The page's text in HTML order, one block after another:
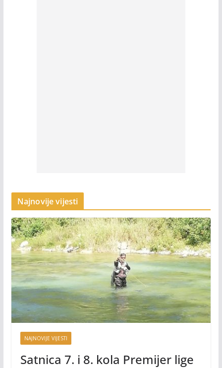
Najnovije vijesti
NAJNOVIJE VIJESTI
Satnica 7. i 8. kola Premijer lige